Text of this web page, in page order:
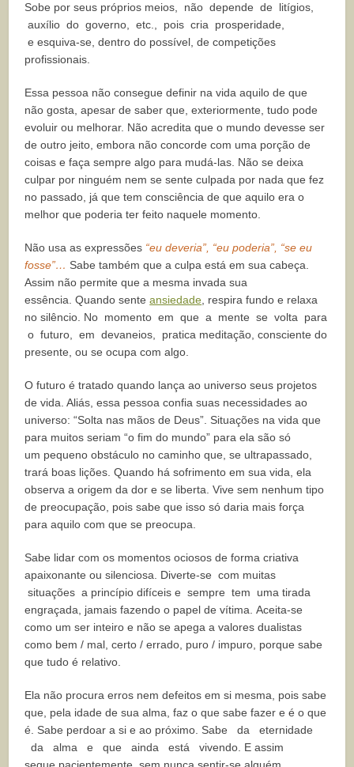
Sobe por seus próprios meios, não depende de litígios,
auxílio do governo, etc., pois cria prosperidade,
eesquiva-se, dentro do possível, de competições
profissionais.
Essa pessoa não consegue definir na vida aquilo de que
não gosta, apesar de saber que, exteriormente, tudo pode
evoluir ou melhorar. Não acredita que o mundo devesse ser
de outro jeito, embora não concorde com uma porção de
coisas e faça sempre algo para mudá-las. Não se deixa
culpar por ninguém nem se sente culpada por nada que fez
no passado, já que tem consciência de que aquilo era o
melhor que poderia ter feito naquele momento.
Não usa as expressões “eu deveria”, “eu poderia”, “se eu
fosse”… Sabe também que a culpa está em sua cabeça.
Assim não permite que a mesma invada sua
essência. Quando senteansiedade , respira fundo e relaxa
no silêncio. No momento em que a mente se volta para
o futuro, em devaneios, pratica meditação, consciente do
presente, ou se ocupa com algo.
O futuro é tratado quando lança ao universo seus projetos
de vida. Aliás, essa pessoa confia suas necessidades ao
universo: “Solta nas mãos de Deus”. Situações na vida que
para muitos seriam “o fim do mundo” para ela são só
um pequeno obstáculo no caminho que, se ultrapassado,
trará boas lições. Quando há sofrimento em sua vida, ela
observa a origem da dor e se liberta. Vive sem nenhum tipo
de preocupação, pois sabe que isso só daria mais força
para aquilo com que se preocupa.
Sabe lidar com os momentos ociosos de forma criativa
apaixonante ou silenciosa. Diverte-se com muitas
situações a princípio difíceis e sempre tem uma tirada
engraçada, jamais fazendo o papel de vítima.Aceita-se
como um ser inteiro e não se apega a valores dualistas
como bem / mal,certo / errado, puro / impuro, porque sabe
que tudo é relativo.
Ela não procura erros nem defeitos em si mesma, pois sabe
que, pela idade de sua alma, faz o que sabe fazer e é o que
é. Sabe perdoar a si e ao próximo. Sabe da eternidade
da alma e que ainda está vivendo. E assim